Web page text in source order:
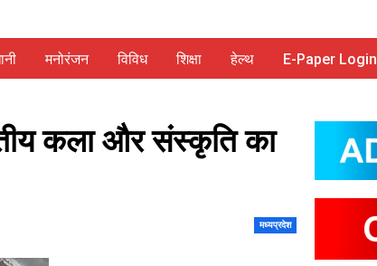
मनोरंजन विविध शिक्षा हेल्थ E-Paper Login
कला और संस्कृति का
मध्यप्रदेश